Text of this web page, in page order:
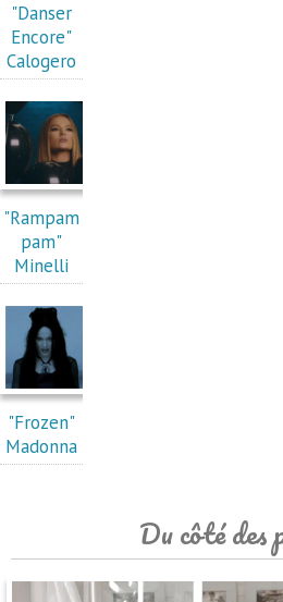
"Danser
Encore"
Calogero
"Rampam
pam"
Minelli
"Frozen"
Madonna
Du côté des